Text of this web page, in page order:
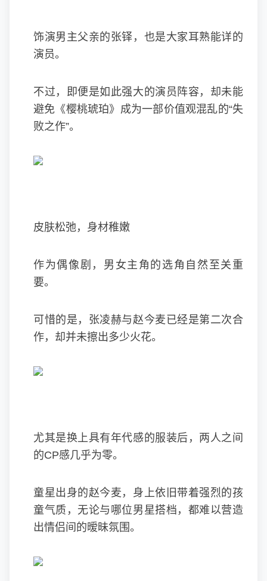
饰演男主父亲的张铎，也是大家耳熟能详的
演员。
不过，即便是如此强大的演员阵容，却未能
避免《樱桃琥珀》成为一部价值观混乱的“失
败之作”。
皮肤松弛，身材稚嫩
作为偶像剧，男女主角的选角自然至关重
要。
可惜的是，张凌赫与赵今麦已经是第二次合
作，却并未擦出多少火花。
尤其是换上具有年代感的服装后，两人之间
的CP感几乎为零。
童星出身的赵今麦，身上依旧带着强烈的孩
童气质，无论与哪位男星搭档，都难以营造
出情侣间的暧昧氛围。